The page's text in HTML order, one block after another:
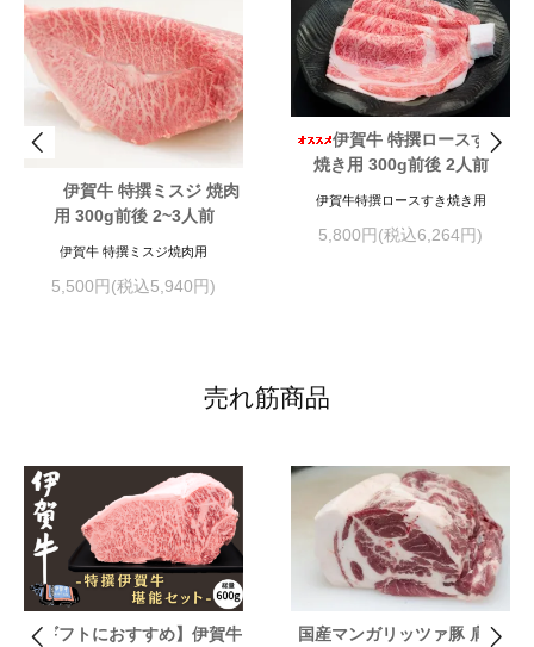
伊賀牛 特撰ミスジ 焼肉
用 300g前後 2~3人前
伊賀牛 特撰ミスジ焼肉用
5,500円(税込5,940円)
伊賀牛 特撰ロースすき
焼き用 300g前後 2人前
伊賀牛特撰ロースすき焼き用
5,800円(税込6,264円)
売れ筋商品
【ギフトにおすすめ】伊賀牛
国産マンガリッツァ豚 肩ロ